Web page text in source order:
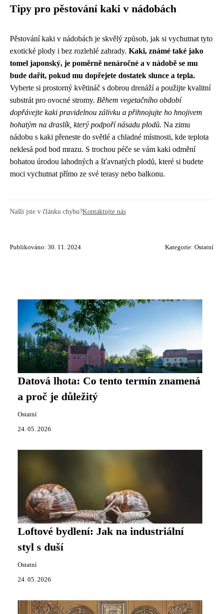
Tipy pro pěstování kaki v nádobách
Pěstování kaki v nádobách je skvělý způsob, jak si vychutnat tyto
exotické plody i bez rozlehlé zahrady. Kaki, známé také jako
tomel japonský, je poměrně nenáročné a v nádobě se mu
bude dařit, pokud mu dopřejete dostatek slunce a tepla.
Vyberte si prostorný květináč s dobrou drenáží a použijte kvalitní
substrát pro ovocné stromy. Během vegetačního období
dopřávejte kaki pravidelnou zálivku a přihnojujte ho hnojivem
bohatým na draslík, který podpoří násadu plodů. Na zimu
nádobu s kaki přeneste do světlé a chladné místnosti, kde teplota
neklesá pod bod mrazu. S trochou péče se vám kaki odmění
bohatou úrodou lahodných a šťavnatých plodů, které si budete
moci vychutnat přímo ze své terasy nebo balkonu.
Našli jste v článku chybu?Kontaktujte nás
Publikováno: 30. 11. 2024 Kategorie: Ostatní
Datová lhota: Co tento termín znamená
a proč je důležitý
Ostatní
24. 05. 2026
Loftové bydlení: Jak na industriální
styl s duší
Ostatní
24. 05. 2026